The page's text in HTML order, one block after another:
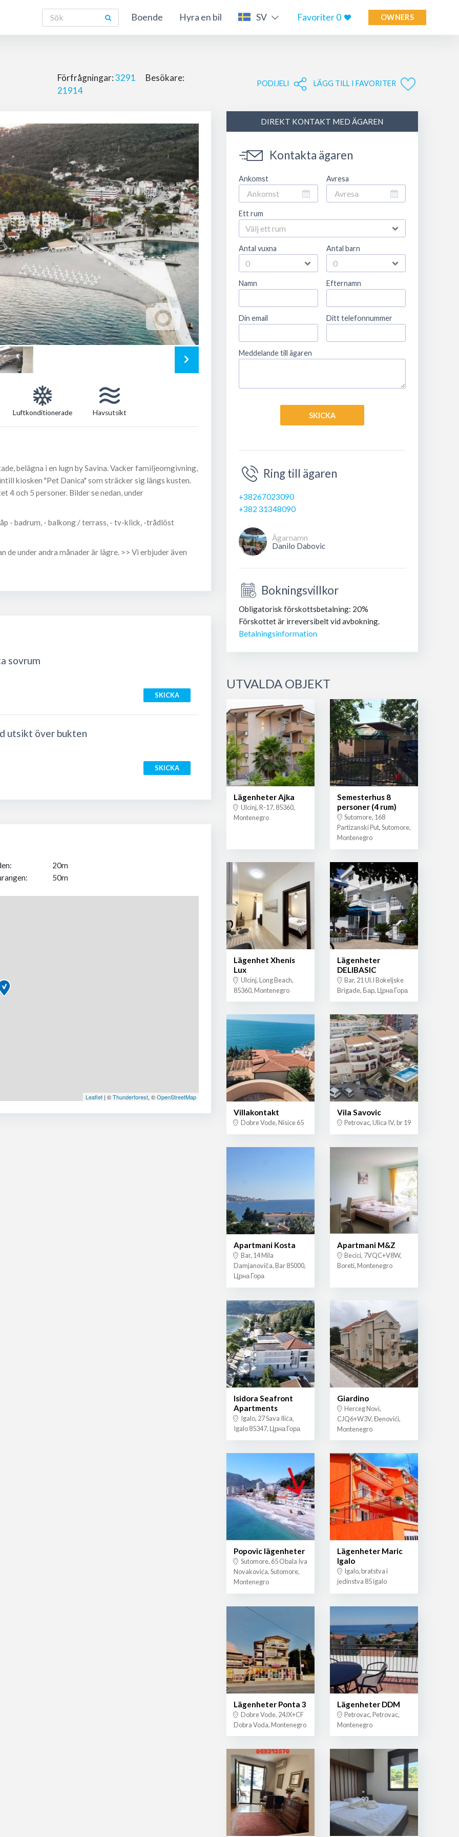
Boende Hyra en bil SV Favoriter0 OWNERS
Förfrågningar:3291
Besökare:
21914
PODIJELI LÄGG TILL I FAVORITER
Luftkonditionerade Havsutsikt
belägna i en lugn by Savina. Vacker familjeomgivning,
kiosken "Pet Danica" som sträcker sig längs kusten.
4 och 5 personer. Bilder se nedan, under
- badrum, - balkong / terrass, - tv-klick, -trådlöst
de under andra månader är lägre. >> Vi erbjuder även
sovrum
SKICKA
utsikt över bukten
SKICKA
20m
50m
Leaflet| ©Thunderforest, ©OpenStreetMap
DIREKT KONTAKT MED ÄGAREN
Kontakta ägaren
Ankomst Avresa
Ett rum
Antal vuxna Antal barn
Namn Efternamn
Din email Ditt telefonnummer
Meddelande till ägaren
SKICKA
Ring till ägaren
+38267023090
+382 31348090
Ägarnamn
Danilo Dabovic
Bokningsvillkor
Obligatorisk förskottsbetalning: 20%
Förskottet är irreversibelt vid avbokning.
Betalningsinformation
UTVALDA OBJEKT
Lägenheter Ajka
Ulcinj, R-17, 85360,
Montenegro
Semesterhus 8
personer (4 rum)
Sutomore, 168
Partizanski Put, Sutomore,
Montenegro
Lägenhet Xhenis
Lux
Ulcinj, Long Beach,
85360, Montenegro
Lägenheter
DELIBASIC
Bar, 21 Ul.I Bokeljske
Brigade, Бар, Црна Гора
Villakontakt
Dobre Vode, Nisice 65
Vila Savovic
Petrovac, Ulica IV, br 19
Apartmani Kosta
Bar, 14 Mila
Damjanoviča, Bar 85000,
Црна Гора
Apartmani M&Z
Becici, 7VQC+V8W,
Boreti, Montenegro
Isidora Seafront
Apartments
Igalo, 27 Sava Ilića,
Igalo 85347, Црна Гора
Giardino
Herceg Novi,
CJQ6+W3V, Đenovići,
Montenegro
Popovic lägenheter
Sutomore, 65 Obala Iva
Novakovića, Sutomore,
Montenegro
Lägenheter Maric
Igalo
Igalo, bratstva i
jedinstva 85 igalo
Lägenheter Ponta 3
Dobre Vode, 24JX+CF
Dobra Voda, Montenegro
Lägenheter DDM
Petrovac, Petrovac,
Montenegro